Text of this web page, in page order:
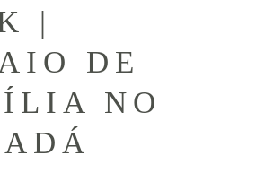
|
DE
NO